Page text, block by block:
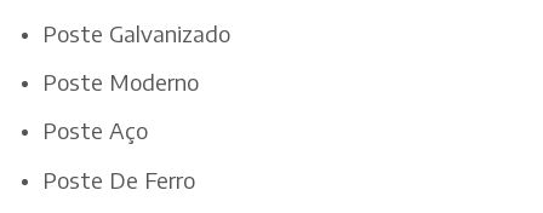
Poste Galvanizado
Poste Moderno
Poste Aço
Poste De Ferro